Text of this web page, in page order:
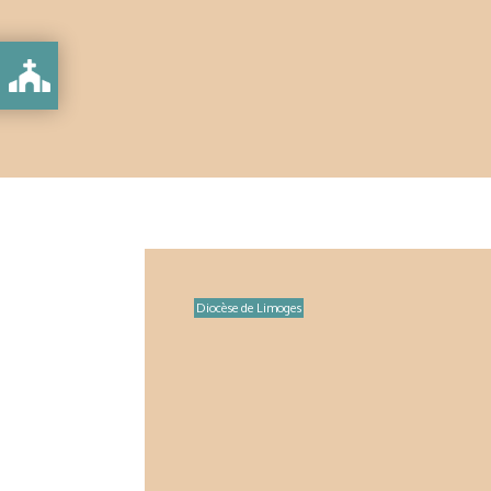
Diocèse de Limoges